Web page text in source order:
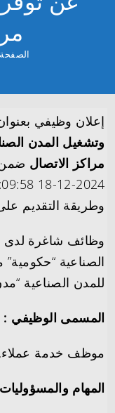
إعلان وظيفي
وتشغيل المدن
مراكز الاتصال ضمن
وطريقة التقديم
وظائف شاغرة لدى
الصناعية “حكومية”
للمدن الصناعية
المسمى الوظيفي :
موظف خدمة عملاء.
المهام